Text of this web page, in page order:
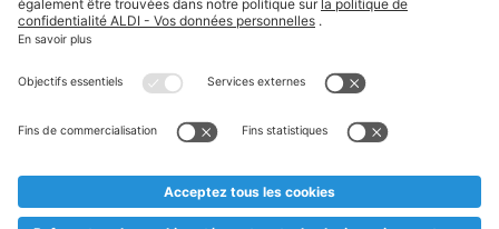
Textes marqués d'un astérisque et mentions légales
* Nous vendons ces articles temporairement et jusqu'à
au cas où, malgré le planning bien étudié, nous serions
prématurément en rupture de stock. Prix Recupel et TVA incl.
** Sur ce site, l’utilisation de la forme masculine a été adoptée